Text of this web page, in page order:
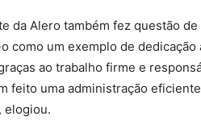
da Alero também fez questão
como um exemplo de
ao trabalho firme e
feito uma administração
elogiou.